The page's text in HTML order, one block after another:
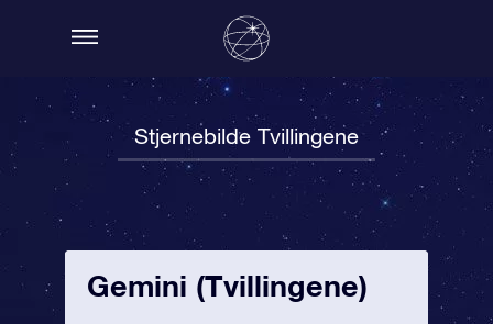
Stjernebilde Tvillingene
Gemini (Tvillingene)